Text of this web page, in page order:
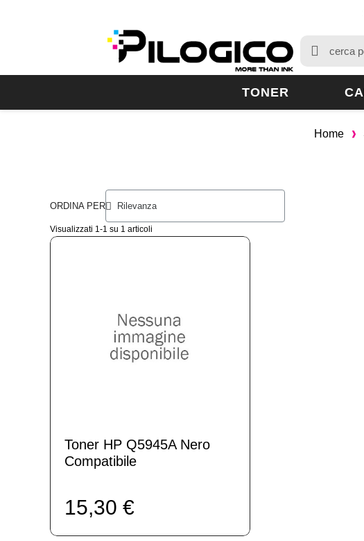
TONER
Home
ORDINA PER
Visualizzati 1-1 su 1 articoli
Toner HP Q5945A Nero
Compatibile
15,30 €